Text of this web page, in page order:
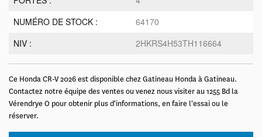
NUMÉRO DE STOCK :
64170
NIV :
2HKRS4H53TH116664
Ce Honda CR-V 2026 est disponible chez Gatineau Honda à Gatineau.
Contactez notre équipe des ventes ou venez nous visiter au 1255 Bd la
Vérendrye O pour obtenir plus d'informations, en faire l'essai ou le
réserver.